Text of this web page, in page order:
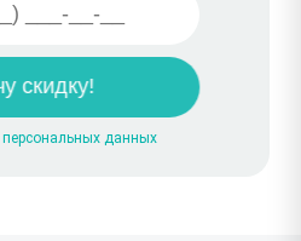
персональных данных